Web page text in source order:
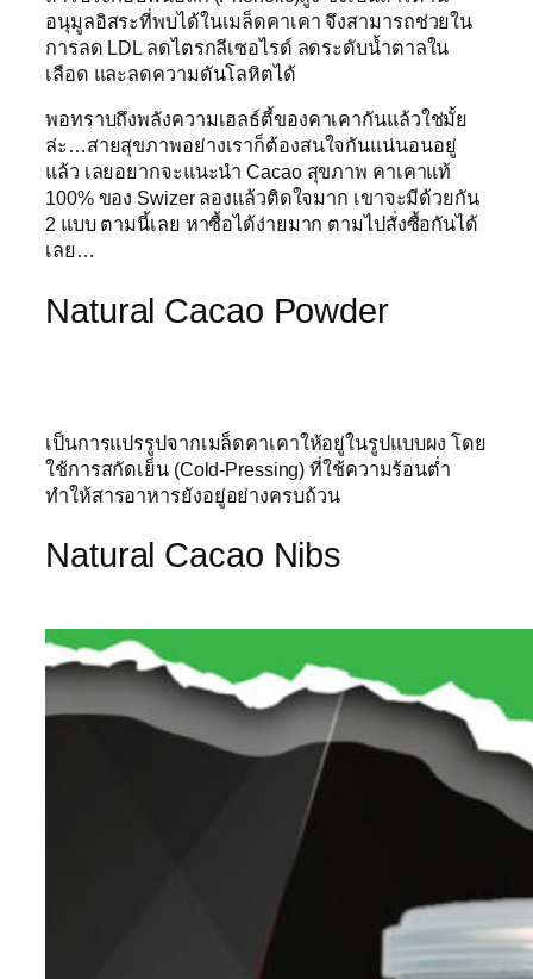
อนุมูลอิสระที่พบได้ในเมล็ดคาเคา จึงสามารถช่วยใน
การลด LDL ลดไตรกลีเซอไรด์ ลดระดับน้ำตาลใน
เลือด และลดความดันโลหิตได้
พอทราบถึงพลังความเฮลธ์ตี้ของคาเคากันแล้วใช่มั้ย
ล่ะ…สายสุขภาพอย่างเราก็ต้องสนใจกันแน่นอนอยู่
แล้ว เลยอยากจะแนะนำ Cacao สุขภาพ คาเคาแท้
100% ของ Swizer ลองแล้วติดใจมาก เขาจะมีด้วยกัน
2 แบบ ตามนี้เลย หาซื้อได้ง่ายมาก ตามไปสั่งซื้อกันได้
เลย…
Natural Cacao Powder
เป็นการแปรรูปจากเมล็ดคาเคาให้อยู่ในรูปแบบผง โดย
ใช้การสกัดเย็น (Cold-Pressing) ที่ใช้ความร้อนต่ำ
ทำให้สารอาหารยังอยู่อย่างครบถ้วน
Natural Cacao Nibs